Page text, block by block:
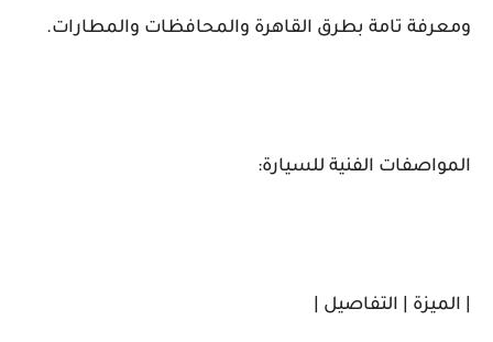
ومعرفة تامة بطرق القاهرة والمحافظات والمطارات.
المواصفات الفنية للسيارة:
| الميزة | التفاصيل |